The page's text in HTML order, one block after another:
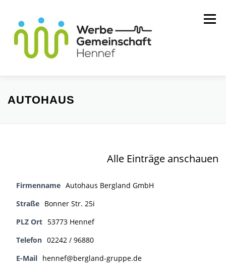
Inhalt
springen
Menü
MITGLIEDER
AUTOHAUS
Alle Einträge anschauen
Firmenname Autohaus Bergland GmbH
Straße Bonner Str. 25i
PLZ Ort 53773 Hennef
Telefon 02242 / 96880
E-Mail hennef@bergland-gruppe.de